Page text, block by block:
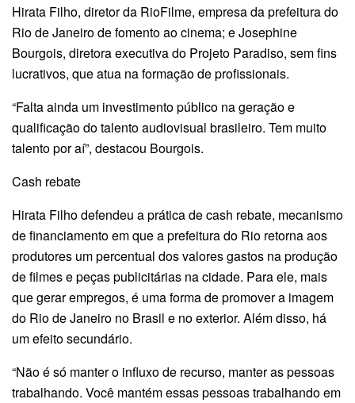
Hirata Filho, diretor da RioFilme, empresa da prefeitura do
Rio de Janeiro de fomento ao cinema; e Josephine
Bourgois, diretora executiva do Projeto Paradiso, sem fins
lucrativos, que atua na formação de profissionais.
“Falta ainda um investimento público na geração e
qualificação do talento audiovisual brasileiro. Tem muito
talento por aí”, destacou Bourgois.
Cash rebate
Hirata Filho defendeu a prática de cash rebate, mecanismo
de financiamento em que a prefeitura do Rio retorna aos
produtores um percentual dos valores gastos na produção
de filmes e peças publicitárias na cidade. Para ele, mais
que gerar empregos, é uma forma de promover a imagem
do Rio de Janeiro no Brasil e no exterior. Além disso, há
um efeito secundário.
“Não é só manter o influxo de recurso, manter as pessoas
trabalhando. Você mantém essas pessoas trabalhando em